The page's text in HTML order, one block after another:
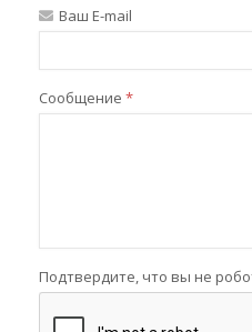
Ваш E-mail
Сообщение *
Подтвердите, что вы не